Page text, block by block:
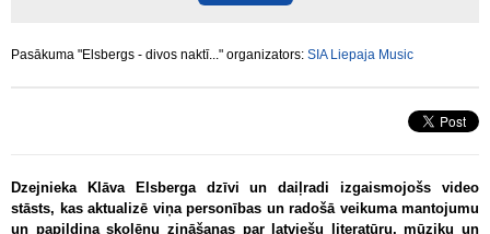
Pasākuma "Elsbergs - divos naktī..." organizators: SIA Liepaja Music
Dzejnieka Klāva Elsberga dzīvi un daiļradi izgaismojošs video
stāsts, kas aktualizē viņa personības un radošā veikuma mantojumu
un papildina skolēnu zināšanas par latviešu literatūru, mūziku un